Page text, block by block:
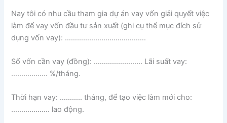
Nay tôi có nhu cầu tham gia dự án vay vốn giải quyết việc
làm để vay vốn đầu tư sản xuất (ghi cụ thể mục đích sử
dụng vốn vay): ………………………………….
Số vốn cần vay (đồng): …………………… Lãi suất vay:
……………… %/tháng.
Thời hạn vay: ……….. tháng, để tạo việc làm mới cho:
………………. lao động.